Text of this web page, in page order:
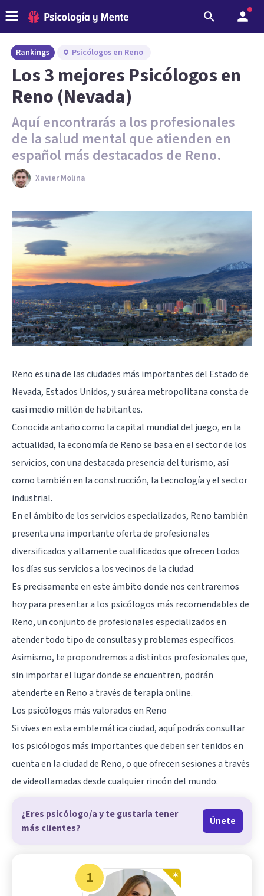
Rankings Psicólogos en Reno
Los 3 mejores Psicólogos en
Reno (Nevada)
Aquí encontrarás a los profesionales
de la salud mental que atienden en
español más destacados de Reno.
Xavier Molina
Reno es una de las ciudades más importantes del Estado de
Nevada, Estados Unidos, y su área metropolitana consta de
casi medio millón de habitantes.
Conocida antaño como la capital mundial del juego, en la
actualidad, la economía de Reno se basa en el sector de los
servicios, con una destacada presencia del turismo, así
como también en la construcción, la tecnología y el sector
industrial.
En el ámbito de los servicios especializados, Reno también
presenta una importante oferta de profesionales
diversificados y altamente cualificados que ofrecen todos
los días sus servicios a los vecinos de la ciudad.
Es precisamente en este ámbito donde nos centraremos
hoy para presentar a los psicólogos más recomendables de
Reno, un conjunto de profesionales especializados en
atender todo tipo de consultas y problemas específicos.
Asimismo, te propondremos a distintos profesionales que,
sin importar el lugar donde se encuentren, podrán
atenderte en Reno a través de terapia online.
Los psicólogos más valorados en Reno
Si vives en esta emblemática ciudad, aquí podrás consultar
los psicólogos más importantes que deben ser tenidos en
cuenta en la ciudad de Reno, o que ofrecen sesiones a través
de videollamadas desde cualquier rincón del mundo.
¿Eres psicólogo/a y te gustaría tener
más clientes?
Únete
1